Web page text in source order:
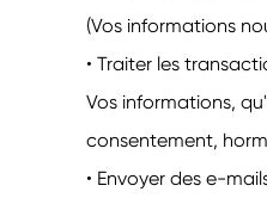
(Vos informations
• Traiter les
Vos informations,
consentement,
• Envoyer des e-